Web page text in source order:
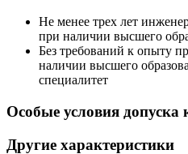
Не менее трех лет
при наличии высшего
Без требований к опыту
наличии высшего
специалитет
Особые условия допуска
Другие характеристики